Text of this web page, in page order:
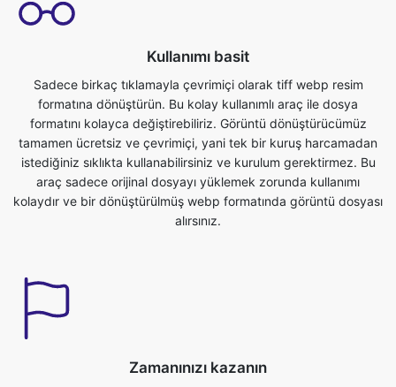
Sadece birkaç tıklamayla çevrimiçi olarak tiff webp resim
formatına dönüştürün. Bu kolay kullanımlı araç ile dosya
formatını kolayca değiştirebiliriz. Görüntü dönüştürücümüz
tamamen ücretsiz ve çevrimiçi, yani tek bir kuruş harcamadan
istediğiniz sıklıkta kullanabilirsiniz ve kurulum gerektirmez. Bu
araç sadece orijinal dosyayı yüklemek zorunda kullanımı
kolaydır ve bir dönüştürülmüş webp formatında görüntü dosyası
alırsınız.
Bu araç çok yararlı bizim değerli zaman kaydedebilirsiniz. Hiçbir
Görüntü dosyalarını doğrudan tarayıcıda dönüştürebiliriz. Hızlı,
güvenli ve ücretsiz. Kaydolma veya kurulum gerekmez.